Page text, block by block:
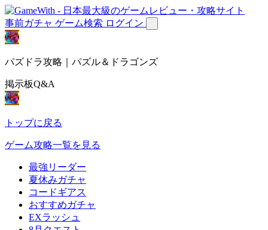
事前ガチャ ゲーム検索 ログイン
パズドラ攻略｜パズル＆ドラゴンズ
掲示板Q&A
トップに戻る
ゲーム攻略一覧を見る
最強リーダー
夏休みガチャ
コードギアス
おすすめガチャ
EXラッシュ